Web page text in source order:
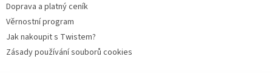
Doprava a platný ceník
Věrnostní program
Jak nakoupit s Twistem?
Zásady používání souborů cookies